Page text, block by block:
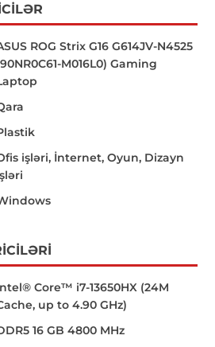
ROG Strix G16 G614JV-N4525
M016L0) Gaming
işləri, İnternet, Oyun, Dizayn
Core™ i7-13650HX (24M
up to 4.90 GHz)
16 GB 4800 MHz